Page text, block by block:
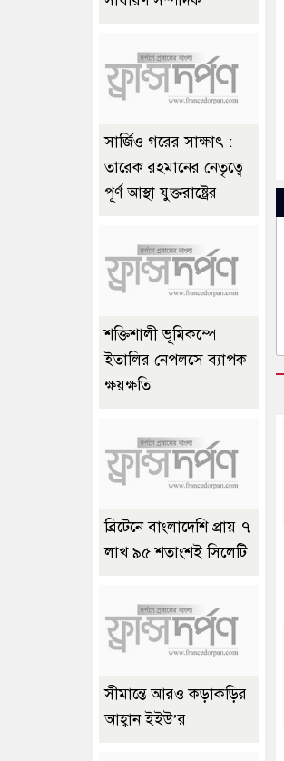
সার্জিও গরের সাক্ষাৎ :
তারেক রহমানের নেতৃত্বে
পূর্ণ আস্থা যুক্তরাষ্ট্রের
শক্তিশালী ভূমিকম্পে
ইতালির নেপলসে ব্যাপক
ক্ষয়ক্ষতি
ব্রিটেনে বাংলাদেশি প্রায় ৭
লাখ ৯৫ শতাংশই সিলেটি
সীমান্তে আরও কড়াকড়ির
আহ্বান ইইউ’র